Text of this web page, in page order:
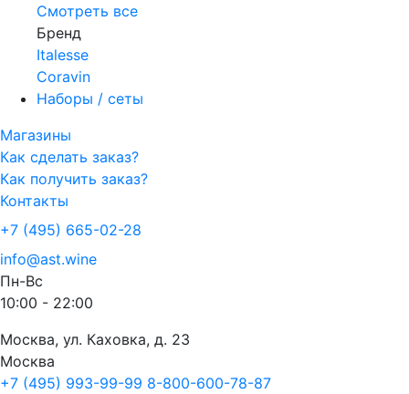
Смотреть все
Бренд
Italesse
Coravin
Наборы / сеты
Магазины
Как сделать заказ?
Как получить заказ?
Контакты
+7 (495) 665-02-28
info@ast.wine
Пн-Вс
10:00 - 22:00
Москва, ул. Каховка, д. 23
Москва
+7 (495) 993-99-99 8-800-600-78-87